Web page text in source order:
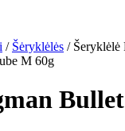
/ Šėryklėlės / Šeryklėlė